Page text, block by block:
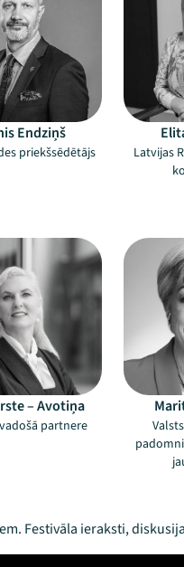
Endziņš
priekšsēdētājs
Latvijas
– Avotiņa
partnere
Festivāla ieraksti,